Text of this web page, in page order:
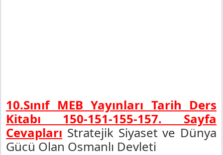
10.Sınıf MEB Yayınları Tarih Ders
Kitabı 150-151-155-157. Sayfa
Cevapları Stratejik Siyaset ve Dünya
Gücü Olan Osmanlı Devleti